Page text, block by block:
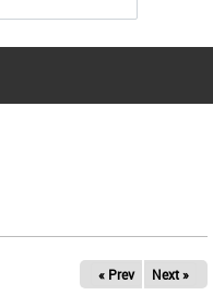
« Prev Next »